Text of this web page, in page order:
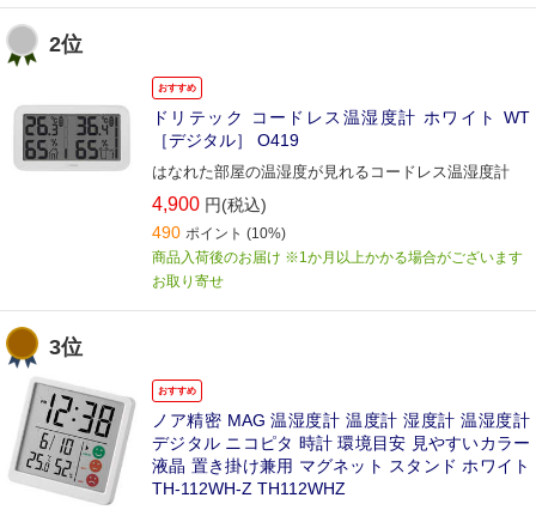
2位
おすすめ
ドリテック コードレス温湿度計 ホワイト WT
［デジタル］ O419
はなれた部屋の温湿度が見れるコードレス温湿度計
4,900 円(税込)
490 ポイント (10%)
商品入荷後のお届け ※1か月以上かかる場合がございます
お取り寄せ
3位
おすすめ
ノア精密 MAG 温湿度計 温度計 湿度計 温湿度計
デジタル ニコピタ 時計 環境目安 見やすいカラー
液晶 置き掛け兼用 マグネット スタンド ホワイト
TH-112WH-Z TH112WHZ